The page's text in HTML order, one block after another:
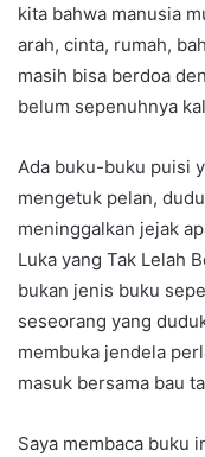
kita bahwa manusia
arah, cinta, rumah,
masih bisa berdoa
belum sepenuhnya
Ada buku-buku puisi
mengetuk pelan,
meninggalkan jejak
Luka yang Tak Lelah
bukan jenis buku
seseorang yang
membuka jendela
masuk bersama bau
Saya membaca buku